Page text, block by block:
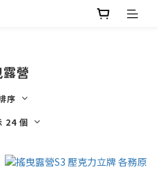
營
序
24 個